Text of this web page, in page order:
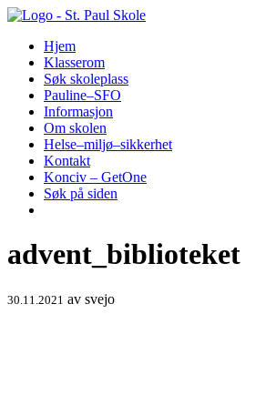
Hopp
innholdHjem
Klasserom
Søk skoleplass
Pauline–SFO
Informasjon
Om skolen
Helse–miljø–sikkerhet
Kontakt
Konciv – GetOne
Søk på siden
advent_biblioteket
30.11.2021 av svejo